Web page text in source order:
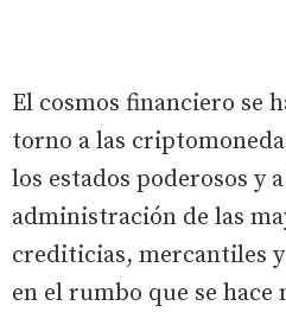
El cosmos financiero se
torno a las
los estados poderosos y
administración de las
crediticias, mercantiles
en el rumbo que se